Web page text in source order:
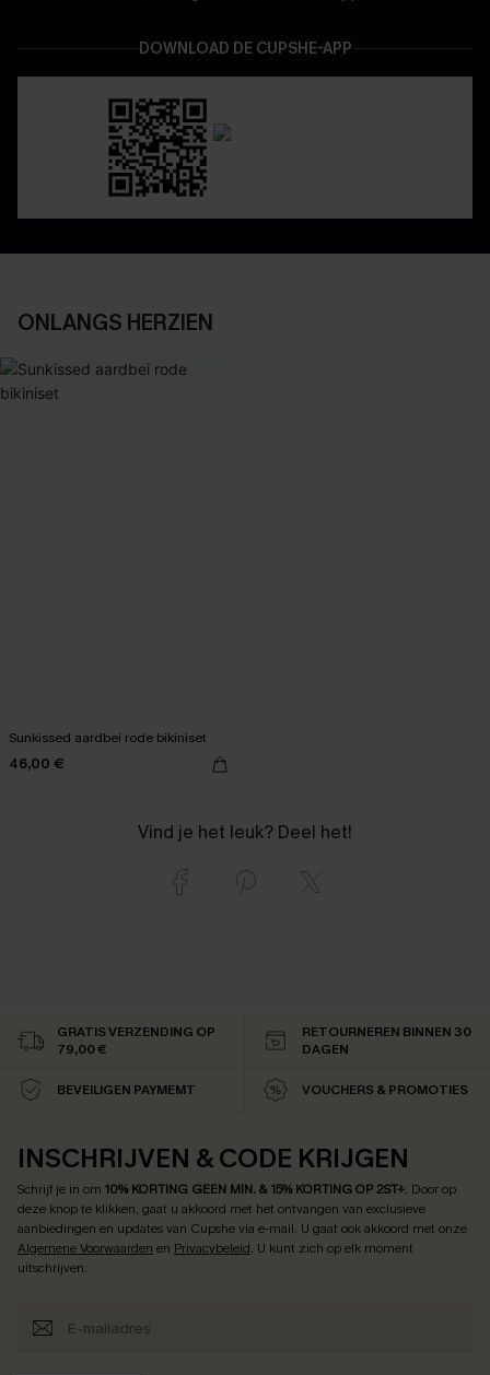
DOWNLOAD DE CUPSHE-APP
ONLANGS HERZIEN
Sunkissed aardbei rode bikiniset
46,00 €
Vind je het leuk? Deel het!
GRATIS VERZENDING OP
79,00 €
RETOURNEREN BINNEN 30
DAGEN
BEVEILIGEN PAYMEMT VOUCHERS & PROMOTIES
INSCHRIJVEN & CODE KRIJGEN
Schrijf je in om 10% KORTING GEEN MIN. & 15% KORTING OP 2ST+. Door op
deze knop te klikken, gaat u akkoord met het ontvangen van exclusieve
aanbiedingen en updates van Cupshe via e-mail. U gaat ook akkoord met onze
Algemene Voorwaarden en Privacybeleid. U kunt zich op elk moment
uitschrijven.